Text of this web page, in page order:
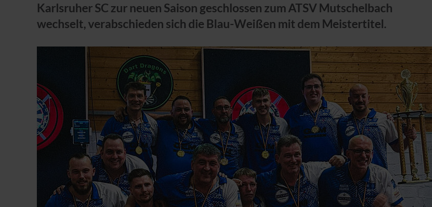
Karlsruher SC zur neuen Saison geschlossen zum ATSV Mutschelbach
wechselt, verabschieden sich die Blau-Weißen mit dem Meistertitel.